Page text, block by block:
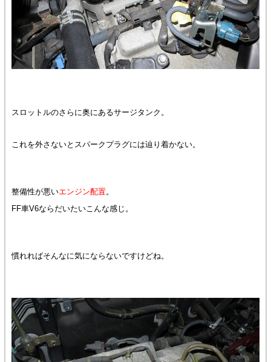
スロットルのさらに奥にあるサージタンク。
これを外さないとスパークプラグには辿り着かない。
整備性が悪いエンジン配置。
FF車V6ならだいたいこんな感じ。
慣れればそんなに気にならないですけどね。